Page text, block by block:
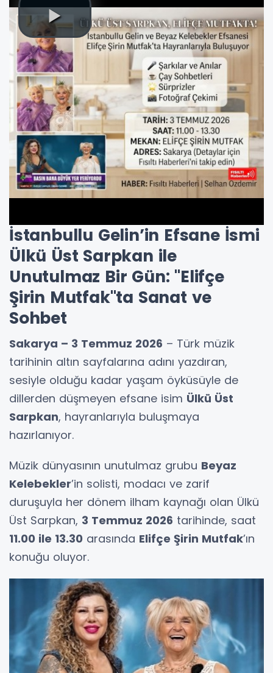
İstanbullu Gelin’in Efsane İsmi
Ülkü Üst Sarpkan ile
Unutulmaz Bir Gün: "Elifçe
Şirin Mutfak"ta Sanat ve
Sohbet
Sakarya – 3 Temmuz 2026 – Türk müzik
tarihinin altın sayfalarına adını yazdıran,
sesiyle olduğu kadar yaşam öyküsüyle de
dillerden düşmeyen efsane isim Ülkü Üst
Sarpkan, hayranlarıyla buluşmaya
hazırlanıyor.
Müzik dünyasının unutulmaz grubu Beyaz
Kelebekler’in solisti, modacı ve zarif
duruşuyla her dönem ilham kaynağı olan Ülkü
Üst Sarpkan, 3 Temmuz 2026 tarihinde, saat
11.00 ile 13.30 arasında Elifçe Şirin Mutfak’ın
konuğu oluyor.